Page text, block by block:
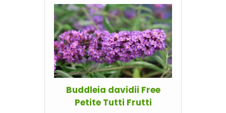
Buddleia davidii Free
Petite Tutti Frutti